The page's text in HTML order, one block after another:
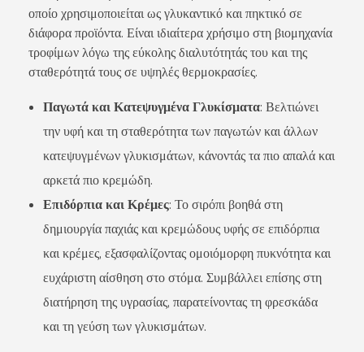
οποίο χρησιμοποιείται ως γλυκαντικό και πηκτικό σε
διάφορα προϊόντα. Είναι ιδιαίτερα χρήσιμο στη βιομηχανία
τροφίμων λόγω της εύκολης διαλυτότητάς του και της
σταθερότητά τους σε υψηλές θερμοκρασίες.
Παγωτά και Κατεψυγμένα Γλυκίσματα: Βελτιώνει
την υφή και τη σταθερότητα των παγωτών και άλλων
κατεψυγμένων γλυκισμάτων, κάνοντάς τα πιο απαλά και
αρκετά πιο κρεμώδη.
Επιδόρπια και Κρέμες: Το σιρόπι βοηθά στη
δημιουργία παχιάς και κρεμώδους υφής σε επιδόρπια
και κρέμες, εξασφαλίζοντας ομοιόμορφη πυκνότητα και
ευχάριστη αίσθηση στο στόμα. Συμβάλλει επίσης στη
διατήρηση της υγρασίας, παρατείνοντας τη φρεσκάδα
και τη γεύση των γλυκισμάτων.